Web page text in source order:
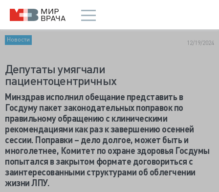
Новости 12/19/2024
Депутаты умягчали
пациентоцентричных
Минздрав исполнил обещание представить в
Госдуму пакет законодательных поправок по
правильному обращению с клиническими
рекомендациями как раз к завершению осенней
сессии. Поправки – дело долгое, может быть и
многолетнее, Комитет по охране здоровья Госдумы
попытался в закрытом формате договориться с
заинтересованными структурами об облегчении
жизни ЛПУ.